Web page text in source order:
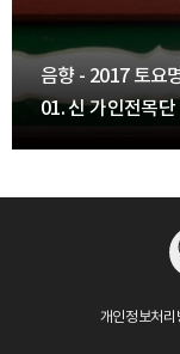
음향 - 2017 토요
01. 신 가인전목단
개인정보처리